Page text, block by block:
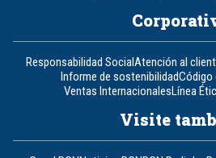
Responsabilidad SocialAtención al
Informe de sostenibilidadCódigo
Ventas InternacionalesLínea
Visite